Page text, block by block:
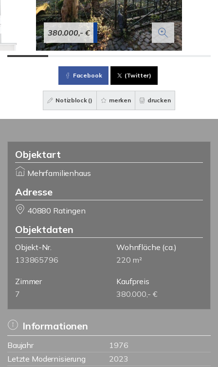
380.000,- €
Facebook (Twitter)
Notizblock () merken drucken
Objektart
Mehrfamilienhaus
Adresse
40880 Ratingen
Objektdaten
Objekt-Nr.
133865796
Wohnfläche (ca.)
220 m²
Zimmer
7
Kaufpreis
380.000,- €
Informationen
Baujahr
1976
Letzte Modernisierung
2023